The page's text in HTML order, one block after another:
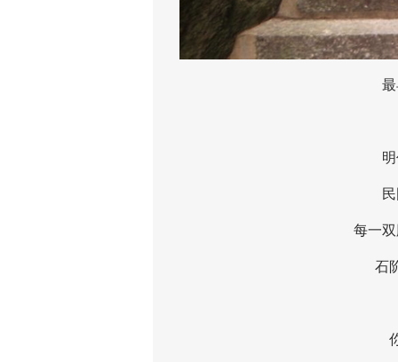
最早
明代
民国
每一双
石阶
你